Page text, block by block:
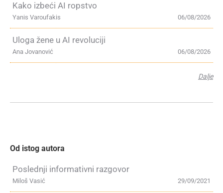
Kako izbeći AI ropstvo
06/08/2026
Yanis Varoufakis
Uloga žene u AI revoluciji
06/08/2026
Ana Jovanović
Dalje
Od istog autora
Poslednji informativni razgovor
29/09/2021
Miloš Vasić